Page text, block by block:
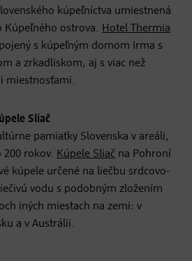
kúpeľníctva umiestnená
Kúpeľného ostrova. Hotel Thermia
s kúpeľným domom Irma s
a zrkadliskom, aj s viac než
miestnosťami.
Sliač
pamiatky Slovenska v areáli,
200 rokov. Kúpele Sliač na Pohroní
kúpele určené na liečbu srdcovo-
vodu s podobným zložením
iných miestach na zemi: v
a v Austrálii.